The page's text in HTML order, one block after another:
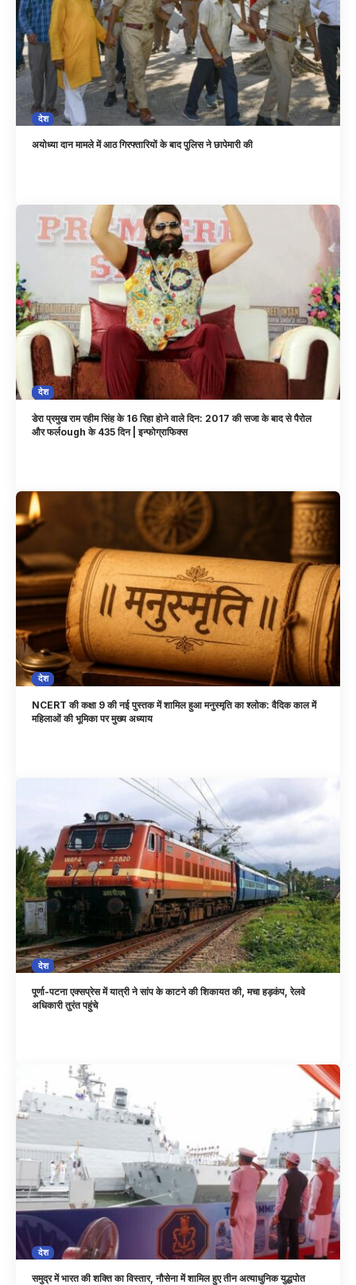
देश
अयोध्या दान मामले में आठ गिरफ्तारियों के बाद पुलिस ने छापेमारी की
देश
डेरा प्रमुख राम रहीम सिंह के 16 रिहा होने वाले दिन: 2017 की सजा के बाद से पैरोल
और फर्लough के 435 दिन | इन्फोग्राफिक्स
देश
NCERT की कक्षा 9 की नई पुस्तक में शामिल हुआ मनुस्मृति का श्लोक: वैदिक काल में
महिलाओं की भूमिका पर मुख्य अध्याय
देश
पूर्णा-पटना एक्सप्रेस में यात्री ने सांप के काटने की शिकायत की, मचा हड़कंप, रेलवे
अधिकारी तुरंत पहुंचे
देश
समुद्र में भारत की शक्ति का विस्तार, नौसेना में शामिल हुए तीन अत्याधुनिक युद्धपोत